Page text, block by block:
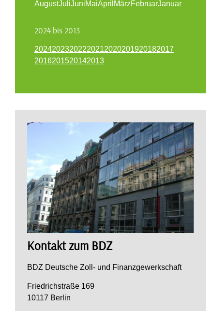
AugustJuliJuniMaiApril MärzFebruarJanuar
2024 bis 2013
20242023202220212020201920182017
2016201520142013
Kontakt zum BDZ
BDZ Deutsche Zoll- und Finanzgewerkschaft
Friedrichstraße 169
10117 Berlin